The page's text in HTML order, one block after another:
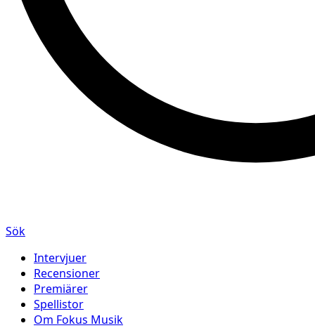
Sök
Intervjuer
Recensioner
Premiärer
Spellistor
Om Fokus Musik